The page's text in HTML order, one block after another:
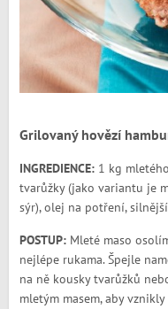
Grilovaný hovězí
INGREDIENCE:1 kg
tvarůžky (jako variantu je
sýr), olej na potření,
POSTUP:Mleté maso
nejlépe rukama. Špejle
na ně kousky tvarůžků
mletým masem, aby